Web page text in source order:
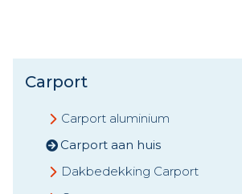
Carport
Carport aluminium
Carport aan huis
Dakbedekking Carport